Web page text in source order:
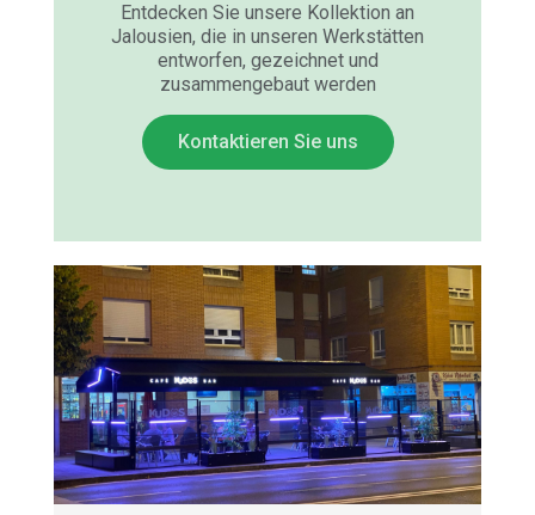
Entdecken Sie unsere Kollektion an
Jalousien, die in unseren Werkstätten
entworfen, gezeichnet und
zusammengebaut werden
Kontaktieren Sie uns